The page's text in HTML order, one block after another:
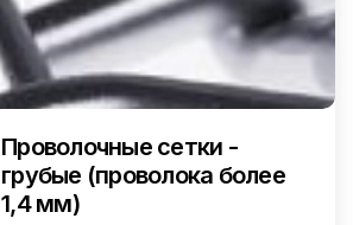
Проволочные сетки -
грубые (проволока более
1,4 мм)